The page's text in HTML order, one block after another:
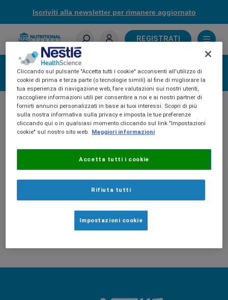
main
content
Iscriviti alla newsletter per rimanere aggiornato
REGISTRATI
Accedi
Cliccando sul pulsante "Accetta tutti i cookie" acconsenti all'utilizzo di
cookie di prima e terza parte (o tecnologie simili) al fine di migliorare la
tua esperienza di navigazione web, fare valutazioni sui nostri utenti,
raccogliere informazioni utili per consentire a noi e ai nostri partner di
fornirti annunci personalizzati in base ai tuoi interessi. Scopri di più
sulla nostra informativa sulla privacy e imposta le tue preferenze
cliccando qui o in qualsiasi momento cliccando sul link "Impostazioni
cookie" sul nostro sito web.
Maggiori informazioni
Rifiuta tutti
Accetta tutti i cookie
Impostazioni cookie